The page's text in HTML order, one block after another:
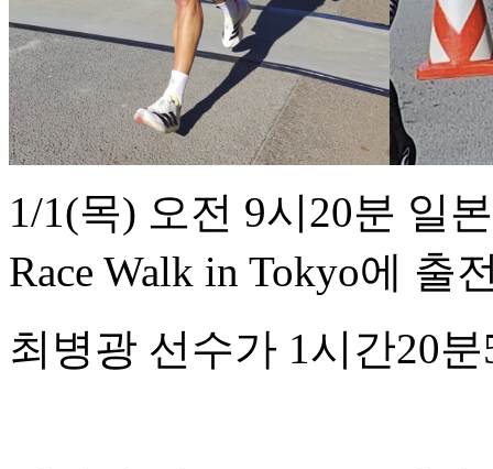
1/1(목) 오전 9시20분 일
Race Walk in Tokyo에 출
최병광 선수가 1시간20